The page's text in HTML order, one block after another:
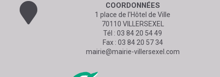
COORDONNÉES
1 place de l'Hôtel de Ville
70110 VILLERSEXEL
Tél :03 84 20 54 49
Fax : 03 84 20 57 34
mairie@mairie-villersexel.com